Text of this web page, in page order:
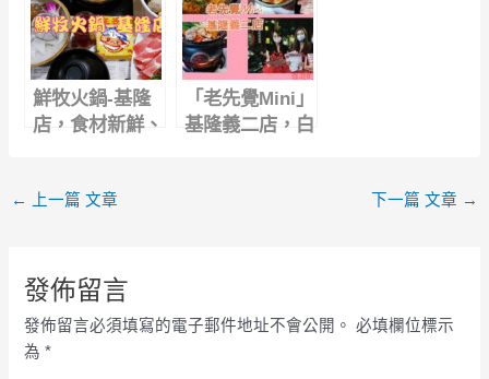
你停不下來！
鮮牧火鍋-基隆
店，食材新鮮、
基隆火鍋推薦
「老先覺Mini」
基隆義二店，白
← 上一篇 文章 下一篇 文章 →
發佈留言
發佈留言必須填寫的電子郵件地址不會公開。 必填欄位標示
為*